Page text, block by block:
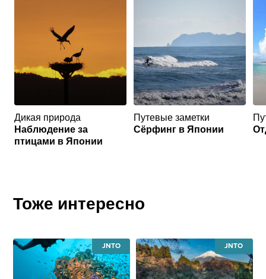
Дикая природа
Наблюдение за
птицами в Японии
Путевые заметки
Сёрфинг в Японии
Тоже интересно
JAPAN
NATIONAL
TOURISM
JAPAN
NATIONAL
TOURISM